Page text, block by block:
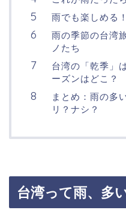
雨でも楽しめる
雨の季節の台湾
ノたち
台湾の「乾季」
ーズンはどこ？
まとめ：雨の多
リ？ナシ？
台湾って雨、多